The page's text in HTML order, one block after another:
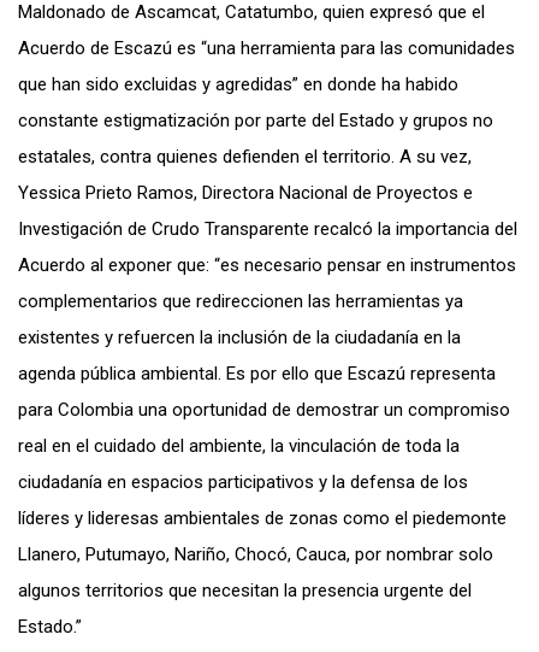
Maldonado de Ascamcat, Catatumbo, quien expresó que el
Acuerdo de Escazú es “una herramienta para las comunidades
que han sido excluidas y agredidas” en donde ha habido
constante estigmatización por parte del Estado y grupos no
estatales, contra quienes defienden el territorio. A su vez,
Yessica Prieto Ramos, Directora Nacional de Proyectos e
Investigación de Crudo Transparente recalcó la importancia del
Acuerdo al exponer que: “es necesario pensar en instrumentos
complementarios que redireccionen las herramientas ya
existentes y refuercen la inclusión de la ciudadanía en la
agenda pública ambiental. Es por ello que Escazú representa
para Colombia una oportunidad de demostrar un compromiso
real en el cuidado del ambiente, la vinculación de toda la
ciudadanía en espacios participativos y la defensa de los
líderes y lideresas ambientales de zonas como el piedemonte
Llanero, Putumayo, Nariño, Chocó, Cauca, por nombrar solo
algunos territorios que necesitan la presencia urgente del
Estado.”